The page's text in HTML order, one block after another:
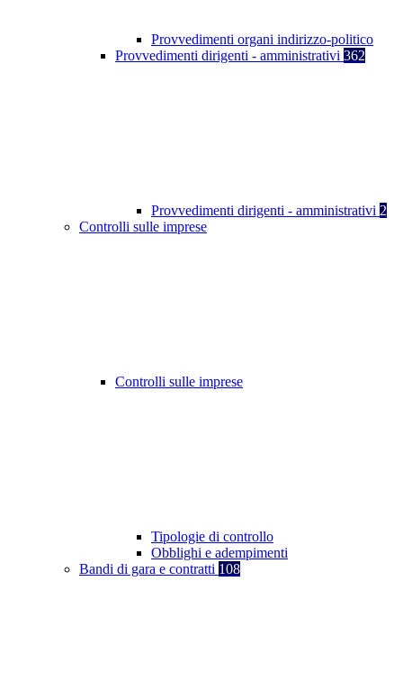
Provvedimenti organi indirizzo-politico
Provvedimenti dirigenti - amministrativi 362
Provvedimenti dirigenti - amministrativi 2
Controlli sulle imprese
Controlli sulle imprese
Tipologie di controllo
Obblighi e adempimenti
Bandi di gara e contratti 108